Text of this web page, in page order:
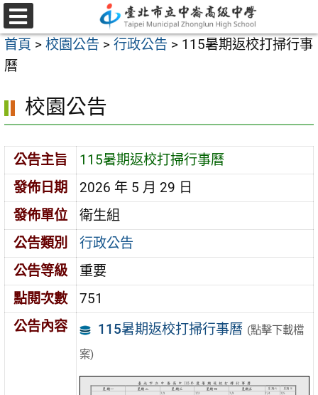
跳
至
主
要
容
選
單
首頁 > 校園公告 > 行政公告 > 115暑期返校打掃行事
曆
校園公告
公告主旨
115暑期返校打掃行事曆
發佈日期
2026 年 5 月 29 日
發佈單位
衛生組
公告類別
行政公告
公告等級
重要
點閱次數
751
公告內容
115暑期返校打掃行事曆 (點擊下載檔
案)